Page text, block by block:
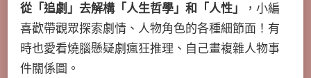
從「追劇」去解構「人生哲學」和「人性」
，小編
喜歡帶觀眾探索劇情、人物角色的各種細節面！有
時也愛看燒腦懸疑劇瘋狂推理、自己畫複雜人物事
件關係圖。